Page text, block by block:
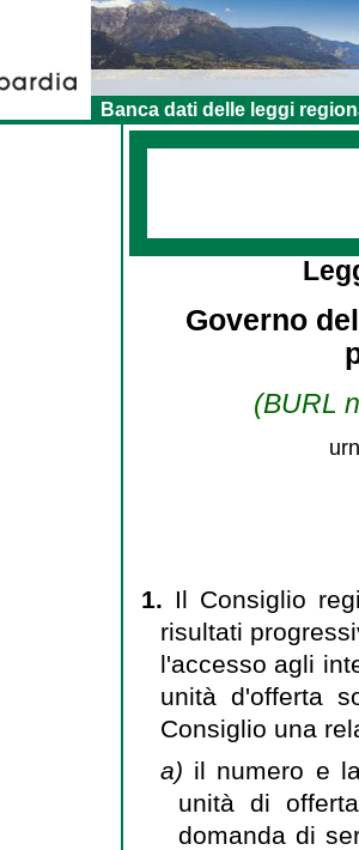
Banca dati delle leggi
Governo
(BURL
1. Il Consiglio
risultati
l'accesso agli
unità d'offerta
Consiglio una
a) il numero e
unità di
domanda di